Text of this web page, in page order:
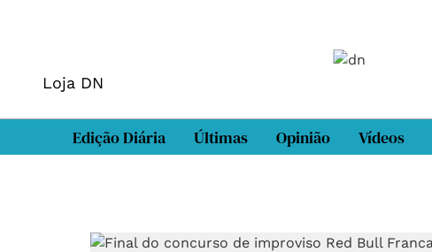
Loja DN
Edição Diária Últimas Opinião Vídeos